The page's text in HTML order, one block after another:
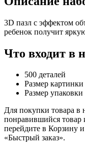
3D пазл с эффектом
ребенок получит
Что входит в
500 деталей
Размер
Размер
Для покупки товара в
понравившийся товар
перейдите в Корзину
«Быстрый заказ».